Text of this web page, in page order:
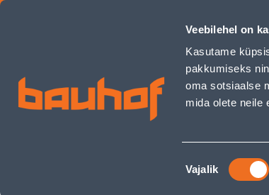
Veebilehel on
Kasutame
pakkumiseks
oma sotsiaalse
mida olete neile
Nõusoleku
valik
Vajalik
KOTT-TOOL LAMB BAG 130X80X20/70CM
Äriklienditeenindus